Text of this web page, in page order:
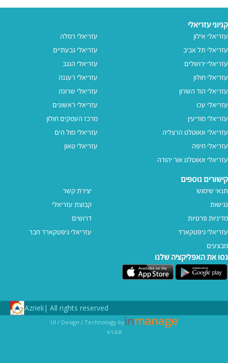
קניוני עזריאלי
עזריאלי אילון
עזריאלי תל אביב
עזריאלי ירושלים
עזריאלי חולון
עזריאלי הוד השרון
עזריאלי עכו
עזריאלי מודיעין
עזריאלי אאוטלט הרצליה
עזריאלי חיפה
עזריאלי אאוטלט אור יהודה
עזריאלי רמלה
עזריאלי גבעתיים
עזריאלי הנגב
עזריאלי רעננה
עזריאלי שרונה
עזריאלי ראשונים
מרכז העסקים חולון
עזריאלי מול הים
עזריאלי טאון
קישורים נוספים
תנאי שימוש
נגישות
מדיניות פרטיות
עזריאלי גיפטקארד
מבצעים
יצירת קשר
קבוצת עזריאלי
דרושים
עזריאלי גיפטקארד חבר‎
נסו את האפליקציה שלנו
All rights reserved |
Azrieli
UI / Design / Technology by
v1.0.0